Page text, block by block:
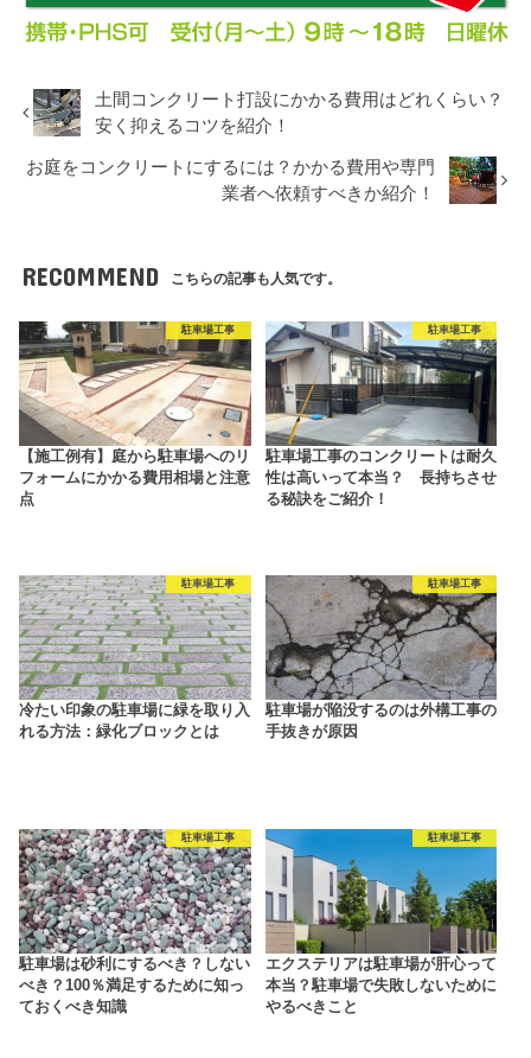
土間コンクリート打設にかかる費用はどれくらい？
安く抑えるコツを紹介！
お庭をコンクリートにするには？かかる費用や専門
業者へ依頼すべきか紹介！
RECOMMEND こちらの記事も人気です。
駐車場工事
【施工例有】庭から駐車場へのリ
フォームにかかる費用相場と注意
点
駐車場工事
駐車場工事のコンクリートは耐久
性は高いって本当？ 長持ちさせ
る秘訣をご紹介！
駐車場工事
冷たい印象の駐車場に緑を取り入
れる方法：緑化ブロックとは
駐車場工事
駐車場が陥没するのは外構工事の
手抜きが原因
駐車場工事
駐車場は砂利にするべき？しない
べき？100％満足するために知っ
ておくべき知識
駐車場工事
エクステリアは駐車場が肝心って
本当？駐車場で失敗しないために
やるべきこと